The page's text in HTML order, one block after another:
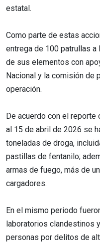
estatal.
Como parte de estas
entrega de 100 patrullas
de sus elementos con
Nacional y la comisión de
operación.
De acuerdo con el
al 15 de abril de 2026 se
toneladas de droga,
pastillas de fentanilo;
armas de fuego, más de
cargadores.
En el mismo periodo
laboratorios clandestinos
personas por delitos de